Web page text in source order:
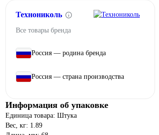
Технониколь
Все товары бренда
Россия — родина бренда
Россия — страна производства
Информация об упаковке
Единица товара: Штука
Вес, кг: 1.89